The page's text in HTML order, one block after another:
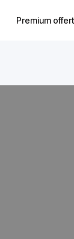
Premium offert